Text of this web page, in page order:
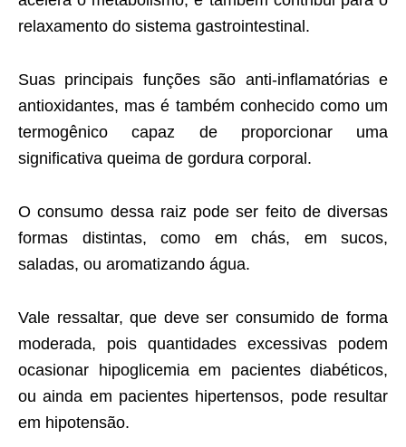
relaxamento do sistema gastrointestinal.
Suas principais funções são anti-inflamatórias e
antioxidantes, mas é também conhecido como um
termogênico capaz de proporcionar uma
significativa queima de gordura corporal.
O consumo dessa raiz pode ser feito de diversas
formas distintas, como em chás, em sucos,
saladas, ou aromatizando água.
Vale ressaltar, que deve ser consumido de forma
moderada, pois quantidades excessivas podem
ocasionar hipoglicemia em pacientes diabéticos,
ou ainda em pacientes hipertensos, pode resultar
em hipotensão.